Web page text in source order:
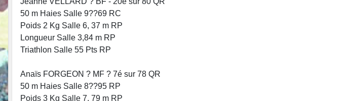
50 m Haies Salle 9??69 RC
Poids 2 Kg Salle 6, 37 m RP
Longueur Salle 3,84 m RP
Triathlon Salle 55 Pts RP
Anaïs FORGEON ? MF ? 7é sur 78 QR
50 m Haies Salle 8??95 RP
Poids 3 Kg Salle 7, 79 m RP